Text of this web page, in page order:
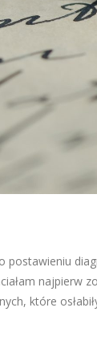
najpierw
które